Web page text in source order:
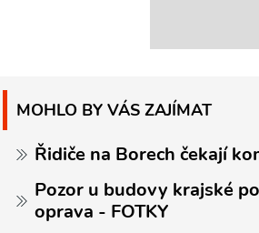
MOHLO BY VÁS ZAJÍMAT
Řidiče na Borech čekají
Pozor u budovy krajské
oprava - FOTKY